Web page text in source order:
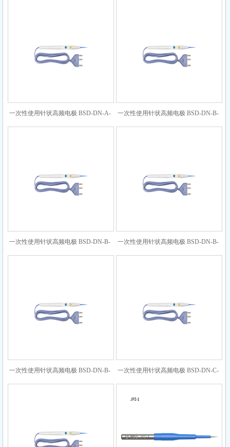
一次性使用针状高频电极 BSD-DN-A-
10-180-0
一次性使用针状高频电极 BSD-DN-B-
3-150-5
一次性使用针状高频电极 BSD-DN-B-
3-180-10
一次性使用针状高频电极 BSD-DN-B-
3-75-10
一次性使用针状高频电极 BSD-DN-B-
3-130-10
一次性使用针状高频电极 BSD-DN-C-
3-75-10